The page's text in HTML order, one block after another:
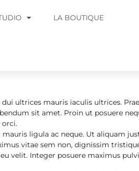
LA BOUTIQUE
ultrices mauris iaculis ultrices.
sit amet. Proin ut posuere
orci.
ligula ac neque. Ut aliquam
vitae sem non, dignissim
velit. Integer posuere maximus